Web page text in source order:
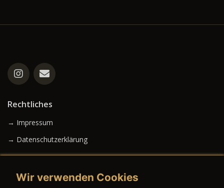
Rechtliches
→ Impressum
→ Datenschutzerklärung
Wir verwenden Cookies